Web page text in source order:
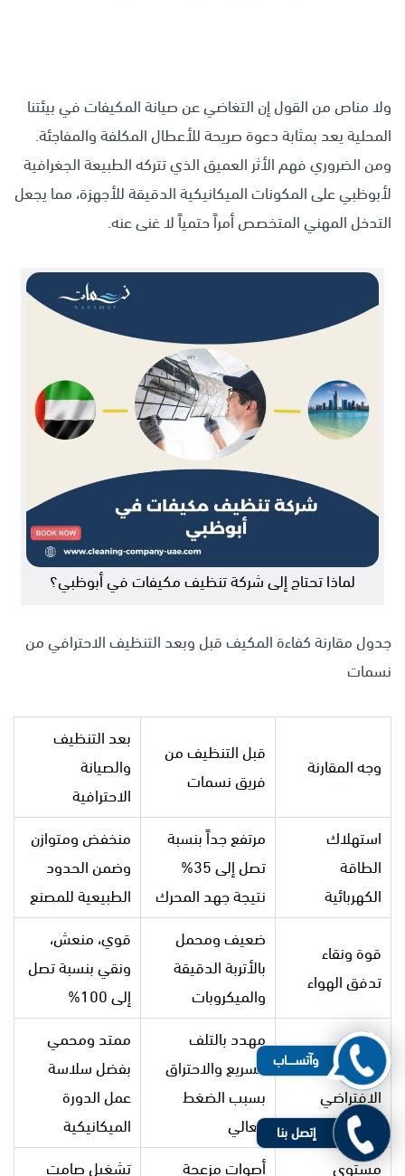
ولا مناص من القول إن التغاضي عن صيانة المكيفات في بيئتنا
المحلية يعد بمثابة دعوة صريحة للأعطال المكلفة والمفاجئة.
ومن الضروري فهم الأثر العميق الذي تتركه الطبيعة الجغرافية
لأبوظبي على المكونات الميكانيكية الدقيقة للأجهزة، مما يجعل
التدخل المهني المتخصص أمراً حتمياً لا غنى عنه.
لماذا تحتاج إلى شركة تنظيف مكيفات في أبوظبي؟
جدول مقارنة كفاءة المكيف قبل وبعد التنظيف الاحترافي من
نسمات
وجه المقارنة
قبل التنظيف من
فريق نسمات
بعد التنظيف
والصيانة
الاحترافية
استهلاك
الطاقة
الكهربائية
مرتفع جداً بنسبة
تصل إلى 35%
نتيجة جهد المحرك
منخفض ومتوازن
وضمن الحدود
الطبيعية للمصنع
قوة ونقاء
تدفق الهواء
ضعيف ومحمل
بالأتربة الدقيقة
والميكروبات
قوي، منعش،
ونقي بنسبة تصل
إلى 100%
عمر الكمبروسر
الافتراضي
مهدد بالتلف
السريع والاحتراق
بسبب الضغط
العالي
ممتد ومحمي
بفضل سلاسة
عمل الدورة
الميكانيكية
مستوى
أصوات مزعجة تشغيل صامت
إتصل بنا
وآتســــاب